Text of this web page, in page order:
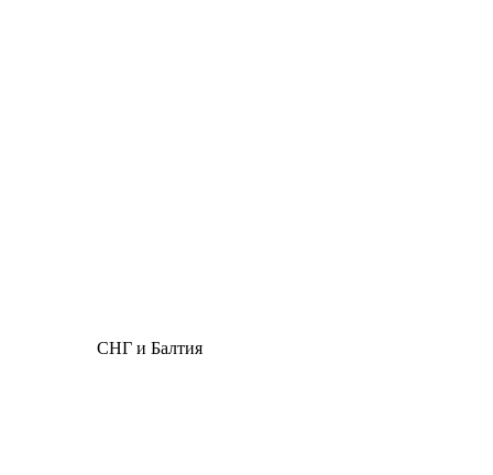
СНГ и Балтия